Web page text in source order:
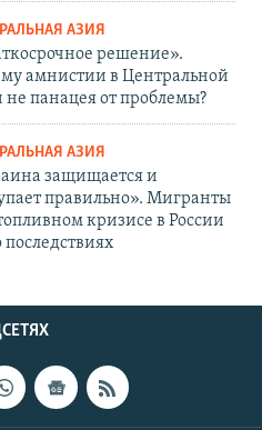
АЗИЯ
решение».
амнистии в Центральной
не панацея от проблемы?
АЗИЯ
защищается и
правильно». Мигранты
кризисе в России
последствиях